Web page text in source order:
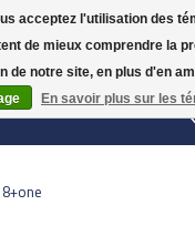
binnen NL | Op voorraad binnen
gratis verzonden
8+one
acceptez l'utilisation des
de mieux comprendre la
de notre site, en plus d'en
En savoir plus sur les